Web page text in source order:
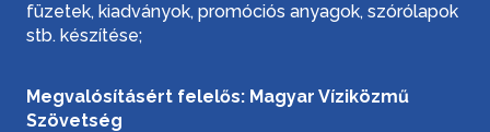
füzetek, kiadványok, promóciós anyagok, szórólapok
stb. készítése;
Megvalósításért felelős: Magyar Víziközmű
Szövetség